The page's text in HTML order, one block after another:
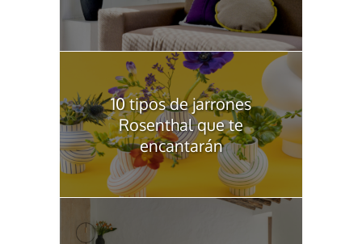
10 tipos de jarrones
Rosenthal que te
encantarán